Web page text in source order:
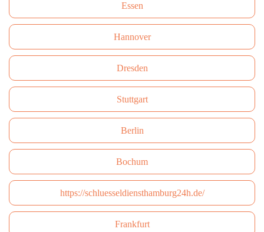
Essen
Hannover
Dresden
Stuttgart
Berlin
Bochum
https://schluesseldiensthamburg24h.de/
Frankfurt